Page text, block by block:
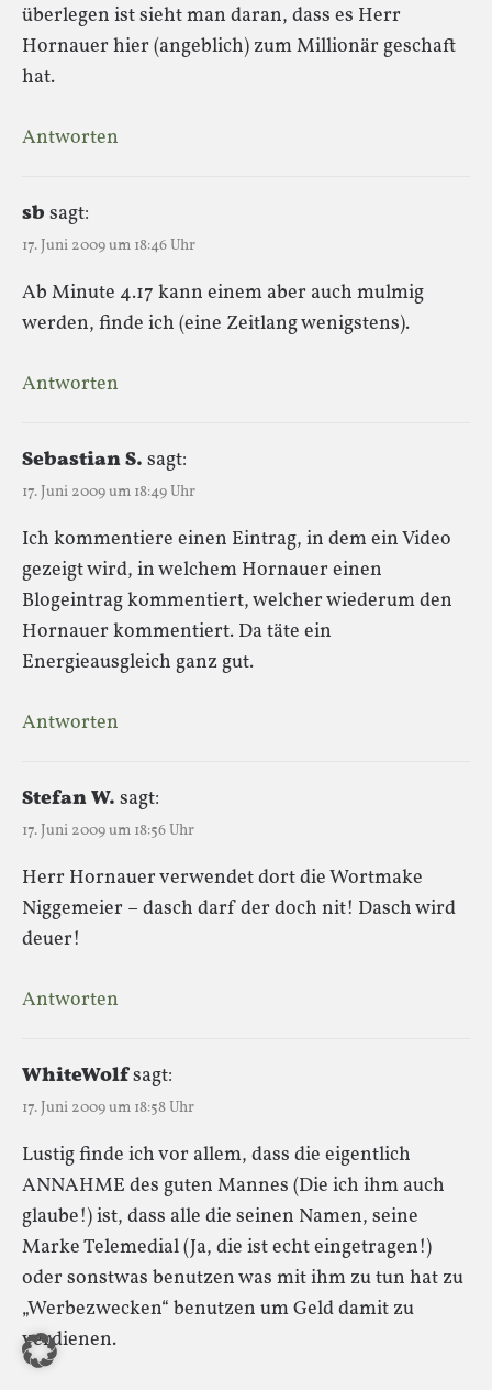
überlegen ist sieht man daran, dass es Herr
Hornauer hier (angeblich) zum Millionär geschaft
hat.
Antworten
sb sagt:
17. Juni 2009 um 18:46 Uhr
Ab Minute 4.17 kann einem aber auch mulmig
werden, finde ich (eine Zeitlang wenigstens).
Antworten
Sebastian S. sagt:
17. Juni 2009 um 18:49 Uhr
Ich kommentiere einen Eintrag, in dem ein Video
gezeigt wird, in welchem Hornauer einen
Blogeintrag kommentiert, welcher wiederum den
Hornauer kommentiert. Da täte ein
Energieausgleich ganz gut.
Antworten
Stefan W. sagt:
17. Juni 2009 um 18:56 Uhr
Herr Hornauer verwendet dort die Wortmake
Niggemeier – dasch darf der doch nit! Dasch wird
deuer!
Antworten
WhiteWolfsagt:
17. Juni 2009 um 18:58 Uhr
Lustig finde ich vor allem, dass die eigentlich
ANNAHME des guten Mannes (Die ich ihm auch
glaube!) ist, dass alle die seinen Namen, seine
Marke Telemedial (Ja, die ist echt eingetragen!)
oder sonstwas benutzen was mit ihm zu tun hat zu
„Werbezwecken“ benutzen um Geld damit zu
verdienen.